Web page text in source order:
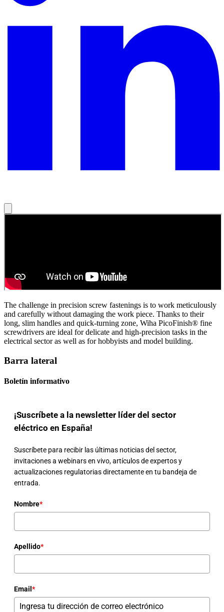
The challenge in precision screw fastenings is to work meticulously
and carefully without damaging the work piece. Thanks to their
long, slim handles and quick-turning zone, Wiha PicoFinish® fine
screwdrivers are ideal for delicate and high-precision tasks in the
electrical sector as well as for hobbyists and model building.
Barra lateral
Boletín informativo
¡Suscríbete a la newsletter líder del sector
eléctrico en España!
Suscríbete para recibir las últimas noticias del sector,
invitaciones a webinars en vivo, artículos de expertos y
actualizaciones regulatorias directamente en tu bandeja de
entrada.
Nombre*
Apellido*
Email *